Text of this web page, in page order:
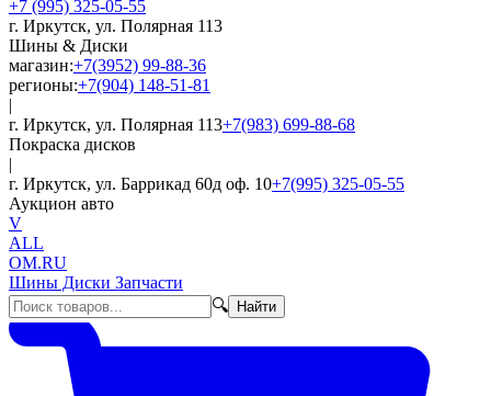
+7 (995) 325-05-55
г. Иркутск, ул. Полярная 113
Шины & Диски
магазин:+7(3952) 99-88-36
регионы:+7(904) 148-51-81
|
г. Иркутск, ул. Полярная 113+7(983) 699-88-68
Покраска дисков
|
г. Иркутск, ул. Баррикад 60д оф. 10+7(995) 325-05-55
Аукцион авто
V
ALL
OM.RU
Шины Диски Запчасти
🔍
Найти